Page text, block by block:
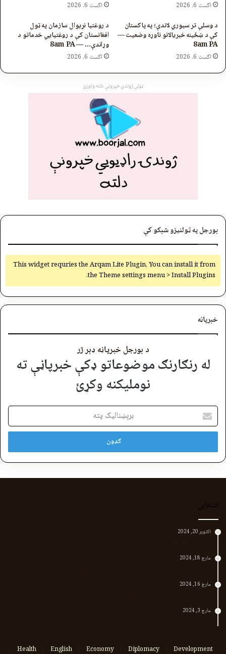
اگست 6, 2026 اگست 6, 2026
د وسلې تر سیوري لاندې؛ په پاکستان
کې د ښځینه خبریالانو ناوړه وضعیت —
8am PA
اگست 6, 2026
د روغتیا نړیوال سازمان په ټول
افغانستان کې د روغتیايي خدماتو د
وړاندې… — 8am PA
اگست 6, 2026
ټولې ژوندۍ خپرونې دلته واورئ
بورجل په ټولنیزو شبکو کې
This widget requries the Arqam Lite Plugin, You can install it from
the Theme settings menu > Install Plugins.
خبرپاڼه
د بورجل خبرپاڼه ډېر ژر
له رنګارنګ موضوعاتو ډکې خبرپاڼې ته
نوملیکنه وکړئ
برېښنالیک
پته
انتخابي
اکتوبر 20, 2024
مارچ 18, 2024
مارچ 16, 2024
مارچ 3, 2024
Development
Diplomacy
Economy
English
Health